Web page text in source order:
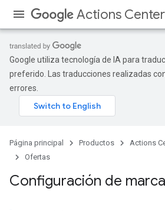
Actions Center
Google utiliza tecnología de IA para
preferido. Las traducciones realizadas
errores.
Página principal Productos Actions
Ofertas
Configuración de